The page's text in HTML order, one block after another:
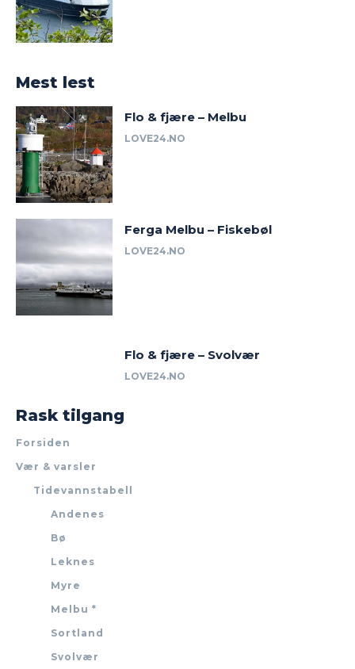
Mest lest
Flo & fjære – Melbu
LOVE24.NO
Ferga Melbu – Fiskebøl
LOVE24.NO
Flo & fjære – Svolvær
LOVE24.NO
Rask tilgang
Forsiden
Vær & varsler
Tidevannstabell
Andenes
Bø
Leknes
Myre
Melbu *
Sortland
Svolvær